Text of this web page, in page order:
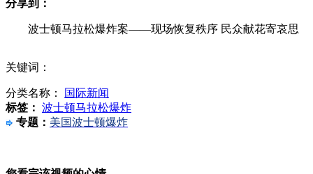
江西现首例H7N9疑似病例：居所百米内有活禽市场
分享到：
波士顿马拉松爆炸案——现场恢复秩序 民众献花寄哀思
关键词：
分类名称：
国际新闻
标签： 波士顿马拉松爆炸
专题： 美国波士顿爆炸